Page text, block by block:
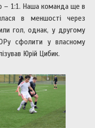
– 1:1. Наша команда ще в
в меншості через
гол, однак, у другому
сфолити у власному
Юрій Цибик.